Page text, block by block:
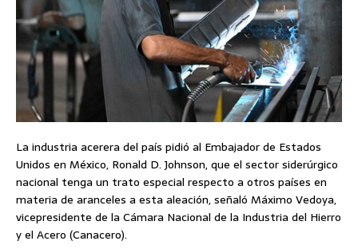
La industria acerera del país pidió al Embajador de Estados
Unidos en México, Ronald D. Johnson, que el sector siderúrgico
nacional tenga un trato especial respecto a otros países en
materia de aranceles a esta aleación, señaló Máximo Vedoya,
vicepresidente de la Cámara Nacional de la Industria del Hierro
y el Acero (Canacero).